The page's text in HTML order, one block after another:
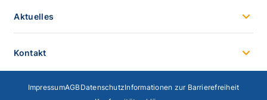
Aktuelles
Kontakt
ImpressumAGB DatenschutzInformationen zur Barrierefreiheit